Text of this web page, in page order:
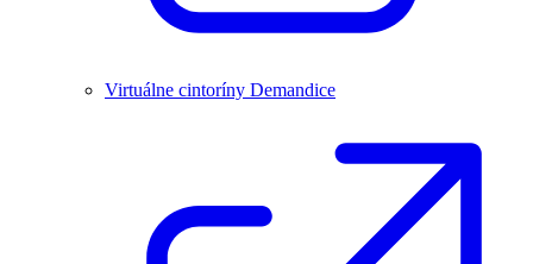
Virtuálne cintoríny Demandice